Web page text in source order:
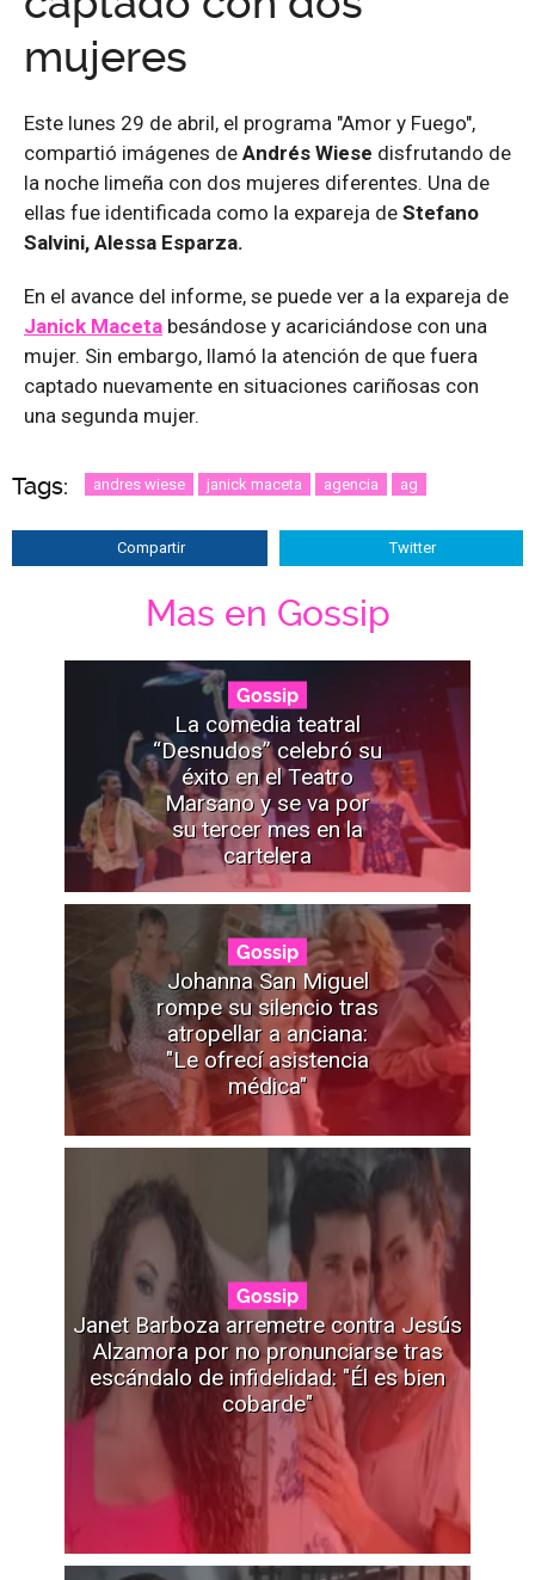
mujeres
Este lunes 29 de abril, el programa "Amor y Fuego",
compartió imágenes de Andrés Wiese disfrutando de
la noche limeña con dos mujeres diferentes. Una de
ellas fue identificada como la expareja de Stefano
Salvini, Alessa Esparza.
En el avance del informe, se puede ver a la expareja de
Janick Maceta besándose y acariciándose con una
mujer. Sin embargo, llamó la atención de que fuera
captado nuevamente en situaciones cariñosas con
una segunda mujer.
Tags: andres wiese janick maceta agencia ag
Compartir Twitter
Mas en Gossip
Gossip
La comedia teatral
“Desnudos” celebró su
éxito en el Teatro
Marsano y se va por
su tercer mes en la
cartelera
Gossip
Johanna San Miguel
rompe su silencio tras
atropellar a anciana:
"Le ofrecí asistencia
médica"
Gossip
Janet Barboza arremetre contra Jesús
Alzamora por no pronunciarse tras
escándalo de infidelidad: "Él es bien
cobarde"